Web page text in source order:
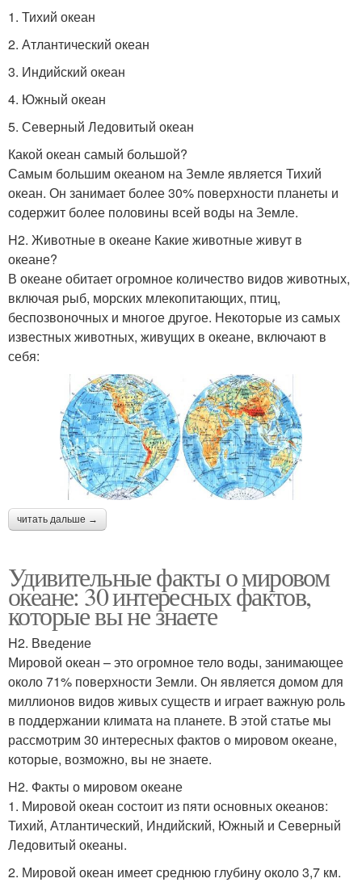
1. Тихий океан
2. Атлантический океан
3. Индийский океан
4. Южный океан
5. Северный Ледовитый океан
Какой океан самый большой?
Самым большим океаном на Земле является Тихий
океан. Он занимает более 30% поверхности планеты и
содержит более половины всей воды на Земле.
H2. Животные в океане Какие животные живут в
океане?
В океане обитает огромное количество видов животных,
включая рыб, морских млекопитающих, птиц,
беспозвоночных и многое другое. Некоторые из самых
известных животных, живущих в океане, включают в
себя:
читать дальше →
Удивительные факты о мировом
океане: 30 интересных фактов,
которые вы не знаете
H2. Введение
Мировой океан – это огромное тело воды, занимающее
около 71% поверхности Земли. Он является домом для
миллионов видов живых существ и играет важную роль
в поддержании климата на планете. В этой статье мы
рассмотрим 30 интересных фактов о мировом океане,
которые, возможно, вы не знаете.
H2. Факты о мировом океане
1. Мировой океан состоит из пяти основных океанов:
Тихий, Атлантический, Индийский, Южный и Северный
Ледовитый океаны.
2. Мировой океан имеет среднюю глубину около 3,7 км.